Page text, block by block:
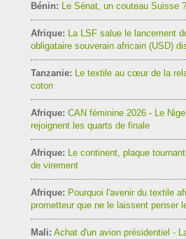
Bénin: Le Sénat, un couteau Suisse ?
Afrique: La LSF salue le lancement
obligataire souverain africain (USD)
Tanzanie: Le textile au cœur de la
coton
Afrique: CAN féminine 2026 - Le
rejoignent les quarts de finale
Afrique: Le continent, plaque
de virement
Afrique: Pourquoi l'avenir du textile
prometteur que ne le laissent penser
Mali: Achat d'un avion présidentiel -